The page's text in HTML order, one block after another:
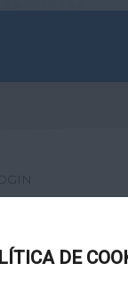
DE
Cl@ve.